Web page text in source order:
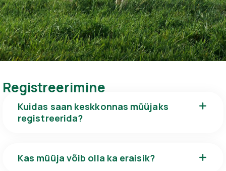
Registreerimine
Kuidas saan keskkonnas müüjaks
registreerida?
Kas müüja võib olla ka eraisik?